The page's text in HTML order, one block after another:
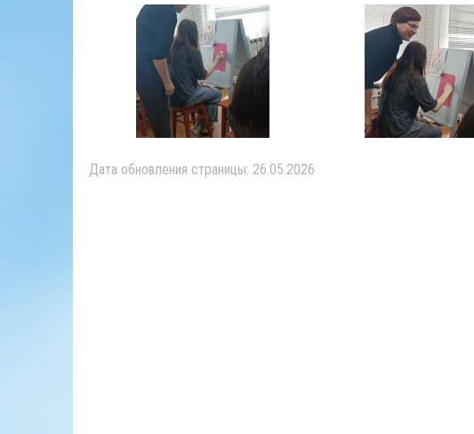
Дата обновления страницы: 26.05.2026